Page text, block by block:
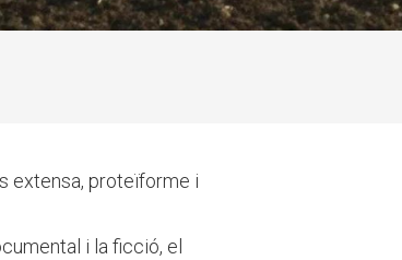
extensa, proteïforme i
i la ficció, el